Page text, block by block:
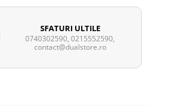
SFATURI ULTILE
0740302590, 0215552590,
contact@dualstore.ro